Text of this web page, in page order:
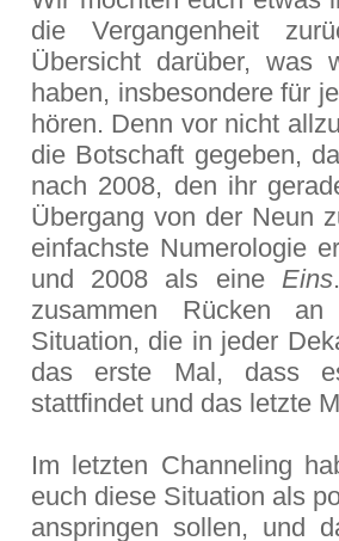
die Vergangenheit
Übersicht darüber, was
haben, insbesondere für
hören. Denn vor nicht
die Botschaft gegeben,
nach 2008, den ihr
Übergang von der Neun
einfachste Numerologie
und 2008 als eine Eins
zusammen Rücken
Situation, die in jeder
das erste Mal, dass
stattfindet und das letzte
Im letzten Channeling
euch diese Situation als
anspringen sollen, und